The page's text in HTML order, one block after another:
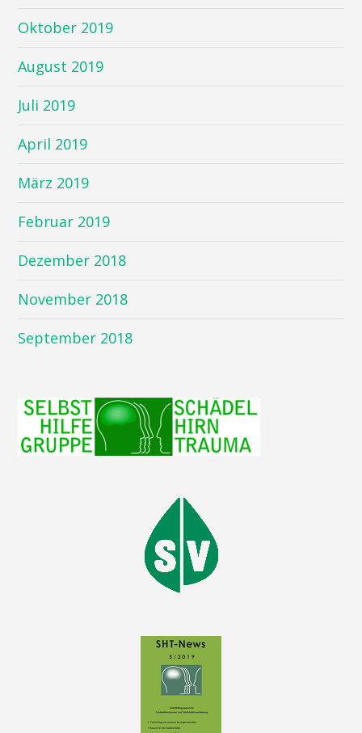
Oktober 2019
August 2019
Juli 2019
April 2019
März 2019
Februar 2019
Dezember 2018
November 2018
September 2018